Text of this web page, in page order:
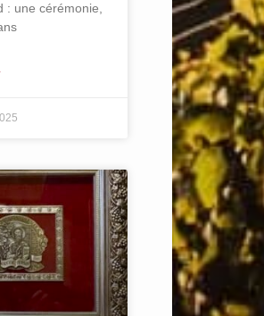
: une cérémonie,